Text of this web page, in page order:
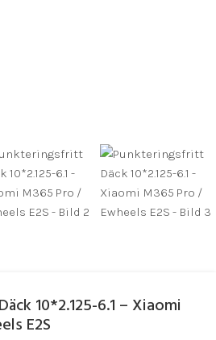
10*2.125-6.1 – Xiaomi
E2S